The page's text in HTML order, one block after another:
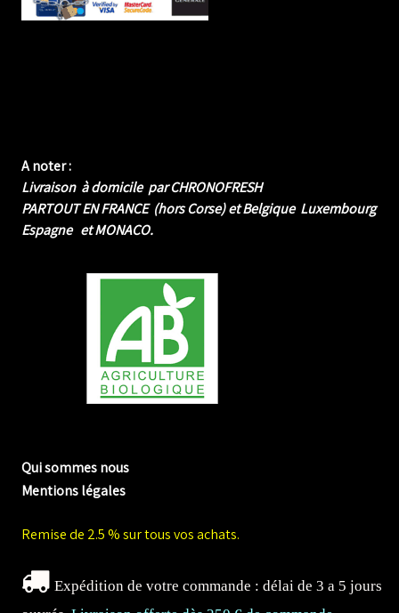
A noter :
Livraison à domicile par CHRONOFRESH
PARTOUT EN FRANCE (hors Corse) et Belgique Luxembourg
Espagne et MONACO.
Qui sommes nous
Mentions légales
Remise de 2.5 % sur tous vos achats.
Expédition de votre commande : délai de 3 a 5 jours